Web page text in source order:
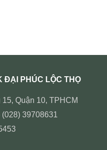
ĐẠI PHÚC LỘC THỌ
Quận 10, TPHCM
39708631